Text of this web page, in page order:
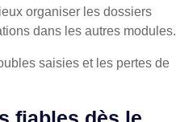
organiser les dossiers
dans les autres modules.
saisies et les pertes de